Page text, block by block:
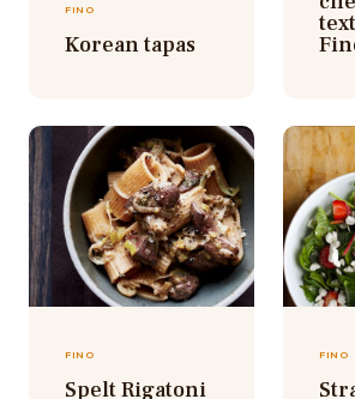
FINO
Korean tapas
FINO
Spelt Rigatoni
FINO